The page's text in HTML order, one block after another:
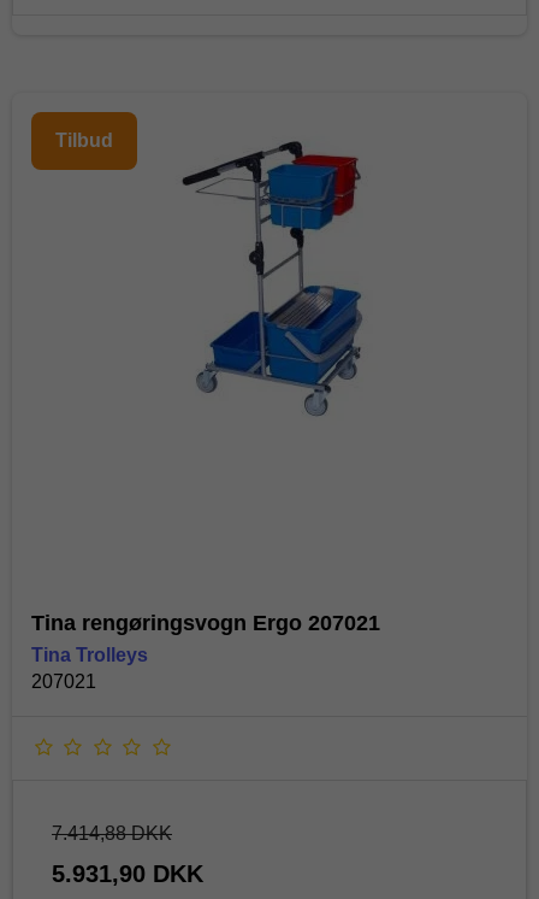
Tilbud
Tina rengøringsvogn Ergo 207021
Tina Trolleys
207021
7.414,88 DKK
5.931,90 DKK